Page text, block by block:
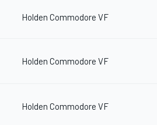
Holden Commodore VF
Holden Commodore VF
Holden Commodore VF